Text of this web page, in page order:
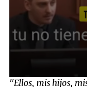
0
"Ellos, mis hijos,